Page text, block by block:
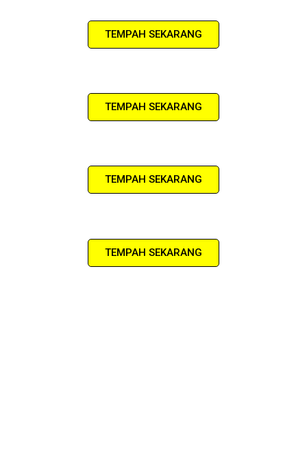
TEMPAH SEKARANG
TEMPAH SEKARANG
TEMPAH SEKARANG
TEMPAH SEKARANG